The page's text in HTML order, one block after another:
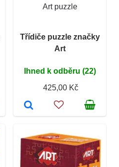
Art puzzle
Třídiče puzzle značky
Art
Ihned k odběru (22)
425,00 Kč